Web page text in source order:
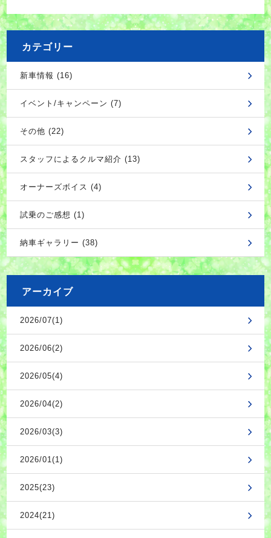
カテゴリー
新車情報 (16)
イベント/キャンペーン (7)
その他 (22)
スタッフによるクルマ紹介 (13)
オーナーズボイス (4)
試乗のご感想 (1)
納車ギャラリー (38)
アーカイブ
2026/07(1)
2026/06(2)
2026/05(4)
2026/04(2)
2026/03(3)
2026/01(1)
2025(23)
2024(21)